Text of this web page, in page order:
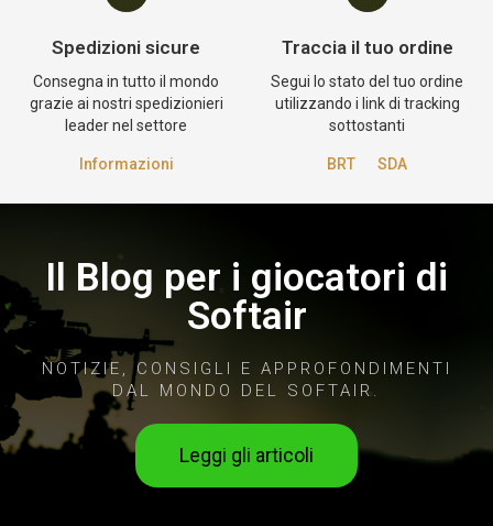
Spedizioni sicure
Consegna in tutto il mondo
grazie ai nostri spedizionieri
leader nel settore
Informazioni
Traccia il tuo ordine
Segui lo stato del tuo ordine
utilizzando i link di tracking
sottostanti
BRT SDA
Il Blog per i giocatori di
Softair
NOTIZIE, CONSIGLI E APPROFONDIMENTI
DAL MONDO DEL SOFTAIR.
Leggi gli articoli